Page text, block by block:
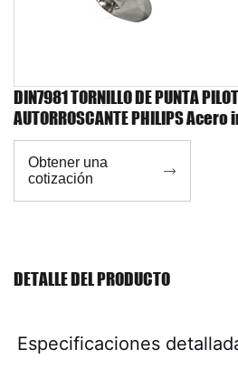
DIN7981 TORNILLO DE PUNTA
AUTORROSCANTE PHILIPS
Obtener una
cotización

DETALLE DEL PRODUCTO
Especificaciones